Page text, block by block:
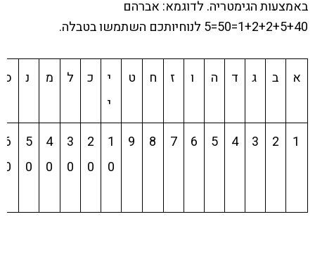
באמצעות הגימטריה. לדוגמא: אברהם
1+2+2+5+40=50=5 לנוחיותכם השתמשו בטבלה.
א ב ג ד ה ו ז ח ט
י
י
כ ל מ נ ס
1
2
3
4
5
6
7
8
9
1
0
2
0
3
0
4
0
5
0
6
0